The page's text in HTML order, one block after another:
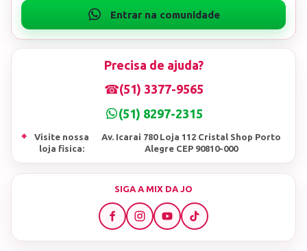
Precisa de ajuda?
☎(51) 3377-9565
(51) 8297-2315
⌖
Visite nossa
loja fisica:
Av. Icarai 780 Loja 112 Cristal Shop Porto
Alegre CEP 90810-000
SIGA A MIX DA JO